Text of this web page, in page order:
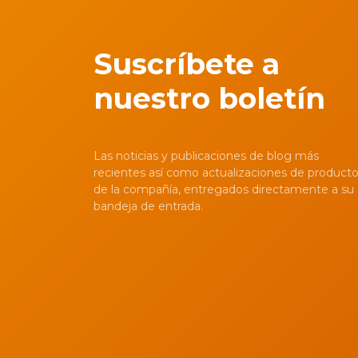
Suscríbete a
nuestro boletín
Las noticias y publicaciones de blog más
recientes así como actualizaciones de
de la compañía, entregados directamente a su
bandeja de entrada.